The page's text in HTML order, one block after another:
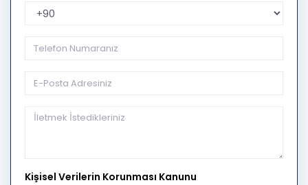
Telefon Kodu
Kişisel Verilerin Korunması Kanunu